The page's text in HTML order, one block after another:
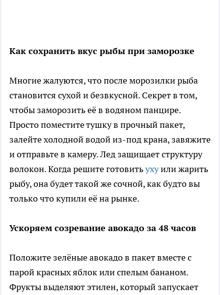
Как сохранить вкус рыбы при заморозке
Многие жалуются, что после морозилки рыба
становится сухой и безвкусной. Секрет в том,
чтобы заморозить её в водяном панцире.
Просто поместите тушку в прочный пакет,
залейте холодной водой из-под крана, завяжите
и отправьте в камеру. Лед защищает структуру
волокон. Когда решите готовитьухуили жарить
рыбу, она будет такой же сочной, как будто вы
только что купили её на рынке.
Ускоряем созревание авокадо за 48 часов
Положите зелёные авокадо в пакет вместе с
парой красных яблок или спелым бананом.
Фрукты выделяют этилен, который запускает